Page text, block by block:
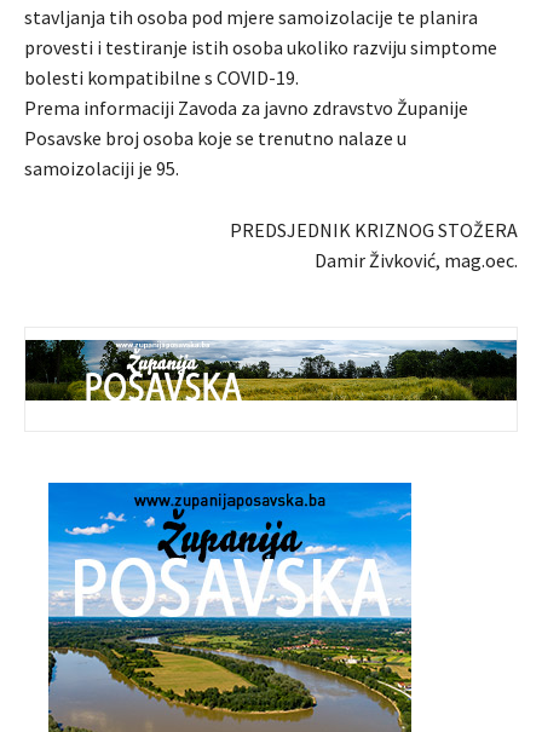
stavljanja tih osoba pod mjere samoizolacije te planira
provesti i testiranje istih osoba ukoliko razviju simptome
bolesti kompatibilne s COVID-19.
Prema informaciji Zavoda za javno zdravstvo Županije
Posavske broj osoba koje se trenutno nalaze u
samoizolaciji je 95.
PREDSJEDNIK KRIZNOG STOŽERA
Damir Živković, mag.oec.